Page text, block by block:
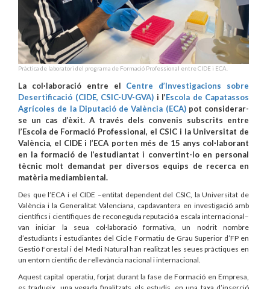
Pràctica de laboratori del programa de Formació Professional entre CIDE i ECA.
La col·laboració entre el Centre d’Investigacions sobre
Desertificació (CIDE, CSIC-UV-GVA) i l’Escola de Capatassos
Agrícoles de la Diputació de València (ECA)pot considerar-
se un cas d’èxit. A través dels convenis subscrits entre
l’Escola de Formació Professional, el CSIC i la Universitat de
València, el CIDE i l’ECA porten més de 15 anys col·laborant
en la formació de l’estudiantat i convertint-lo en personal
tècnic molt demandat per diversos equips de recerca en
matèria mediambiental.
Des que l’ECA i el CIDE –entitat dependent del CSIC, la Universitat de
València i la Generalitat Valenciana, capdavantera en investigació amb
científics i científiques de reconeguda reputació a escala internacional–
van iniciar la seua col·laboració formativa, un nodrit nombre
d’estudiants i estudiantes del Cicle Formatiu de Grau Superior d’FP en
Gestió Forestal i del Medi Natural han realitzat les seues pràctiques en
un entorn científic de rellevància nacional i internacional.
Aquest capital operatiu, forjat durant la fase de Formació en Empresa,